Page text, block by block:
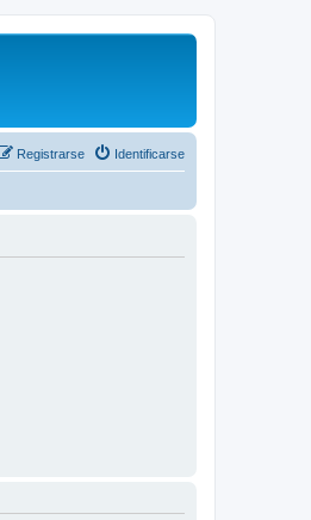
Identificarse
Registrarse